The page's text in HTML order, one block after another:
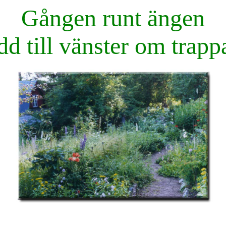
Gången runt ängen
till vänster om